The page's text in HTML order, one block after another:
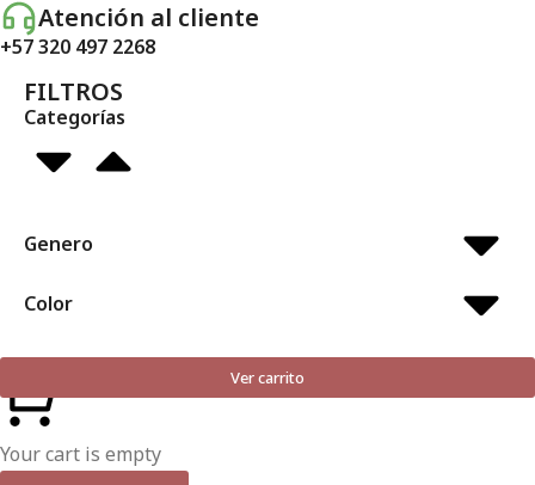
Atención al cliente
+57 320 497 2268
FILTROS
Categorías
Genero
Color
Ver carrito
Your cart is empty